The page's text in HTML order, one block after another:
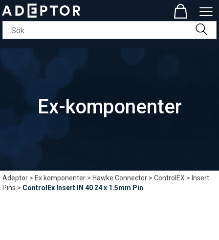
Ex-komponenter
Adeptor>Ex komponenter>Hawke Connector>ControlEX> Insert
Pins>ControlEx Insert IN 40 24 x 1.5mm Pin